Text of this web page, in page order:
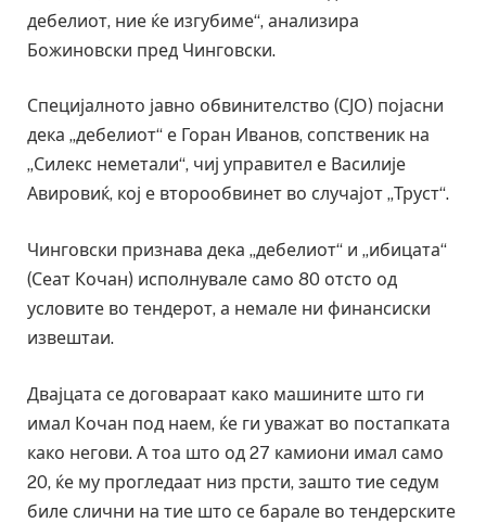
дебелиот, ние ќе изгубиме“, анализира
Божиновски пред Чинговски.
Специјалното јавно обвинителство (СЈО) појасни
дека „дебелиот“ е Горан Иванов, сопственик на
„Силекс неметали“, чиј управител е Василије
Авировиќ, кој е второобвинет во случајот „Труст“.
Чинговски признава дека „дебелиот“ и „ибицата“
(Сеат Кочан) исполнувале само 80 отсто од
условите во тендерот, а немале ни финансиски
извештаи.
Двајцата се договараат како машините што ги
имал Кочан под наем, ќе ги уважат во постапката
како негови. А тоа што од 27 камиони имал само
20, ќе му прогледаат низ прсти, зашто тие седум
биле слични на тие што се барале во тендерските